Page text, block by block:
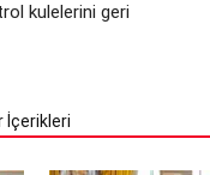
kulelerini geri
İçerikleri